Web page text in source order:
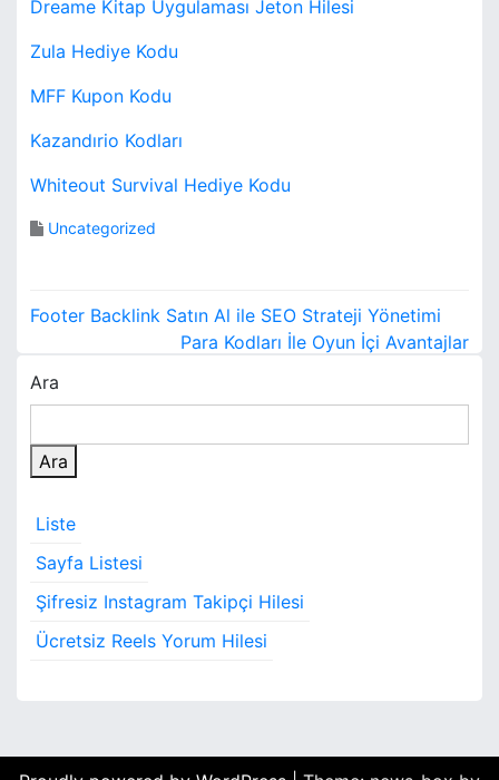
Dreame Kitap Uygulaması Jeton Hilesi
Zula Hediye Kodu
MFF Kupon Kodu
Kazandırio Kodları
Whiteout Survival Hediye Kodu
Uncategorized
Y
z
ı
g
e
z
i
n
Footer Backlink Satın Al ile SEO Strateji Yönetimi
Para Kodları İle Oyun İçi Avantajlar
Ara
Ara
Liste
Sayfa Listesi
Şifresiz Instagram Takipçi Hilesi
Ücretsiz Reels Yorum Hilesi